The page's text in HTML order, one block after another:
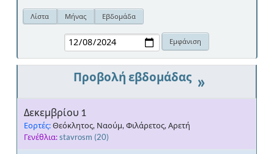
Λίστα Μήνας Εβδομάδα
»
Δεκεμβρίου 1
Εορτές:Θεόκλητος, Ναούμ, Φιλάρετος, Αρετή
Γενέθλια:stavrosm (20)